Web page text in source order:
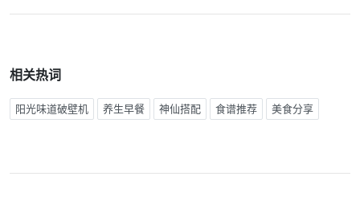
相关热词
阳光味道破壁机 养生早餐 神仙搭配 食谱推荐 美食分享